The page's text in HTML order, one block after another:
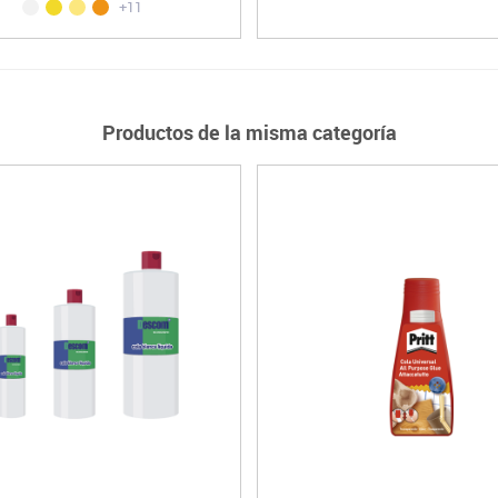
+11
Productos de la misma categoría